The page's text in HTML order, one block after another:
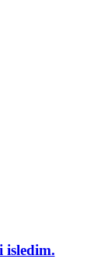
isledim.